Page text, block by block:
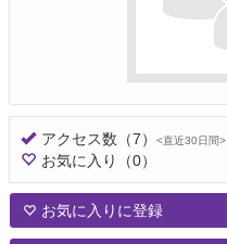
アクセス数 （7） <直近30日間>
お気に入り （0）
お気に入りに登録